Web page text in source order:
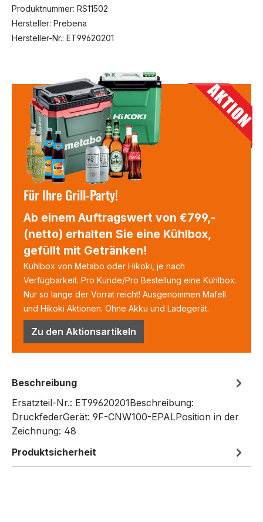
Produktnummer: RS11502
Hersteller: Prebena
Hersteller-Nr.: ET99620201
Für Ihre Grill-Party!
Ab einem Auftragswert von €799,-
(netto) erhalten Sie eine Kühlbox,
gefüllt mit Getränken!
Kühlbox von Metabo oder Hikoki, je nach
Verfügbarkeit. Pro Kunde/Pro Bestellung eine Kühlbox.
Nur so lange der Vorrat reicht! Ausgenommen Mafell
und Hikoki Aktionen. Ohne Akku und Ladegerät.
Zu den Aktionsartikeln
Beschreibung
Ersatzteil-Nr.: ET99620201Beschreibung:
DruckfederGerät: 9F-CNW100-EPALPosition in der
Zeichnung: 48
Produktsicherheit